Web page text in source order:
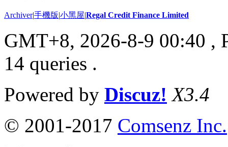
Archiver|手機版|小黑屋|Regal Credit Finance Limited
GMT+8, 2026-8-9 00:40 ,
14 queries .
Powered by Discuz! X3.4
© 2001-2017 Comsenz Inc.